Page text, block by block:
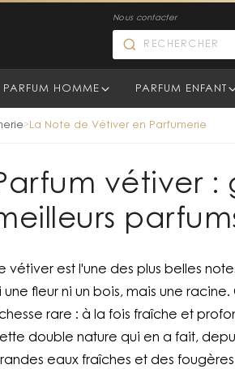
Nous contacter
PARFUM HOMME PARFUM ENFANT
> La Note de Vétiver en Parfumerie
vétiver
vétiver est l'une des plus belles
une fleur ni un bois, mais une
rare : à la fois fraîche et
double nature qui en a fait,
eaux fraîches et des fougères